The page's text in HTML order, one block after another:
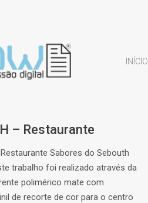
INÍCIO
– Restaurante
Sabores do Sebouth
trabalho foi realizado através da
polimérico mate com
de recorte de cor para o centro